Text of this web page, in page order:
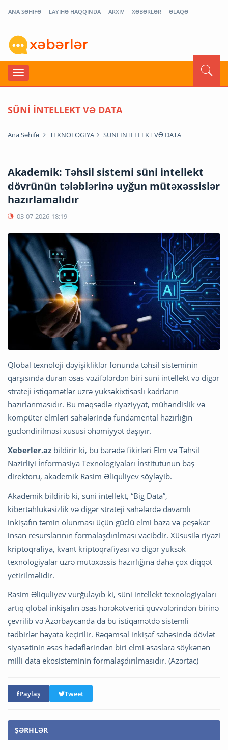
ANA SƏHİFƏ LAYİHƏ HAQQINDA ARXİV XƏBƏRLƏR ƏLAQƏ
SÜNİ İNTELLEKT VƏ DATA
Ana Səhifə TEXNOLOGİYA SÜNİ İNTELLEKT VƏ DATA
Akademik: Təhsil sistemi süni intellekt
dövrünün tələblərinə uyğun mütəxəssislər
hazırlamalıdır
03-07-2026 18:19
Qlobal texnoloji dəyişikliklər fonunda təhsil sisteminin
qarşısında duran əsas vəzifələrdən biri süni intellekt və digər
strateji istiqamətlər üzrə yüksəkixtisaslı kadrların
hazırlanmasıdır. Bu məqsədlə riyaziyyat, mühəndislik və
kompüter elmləri sahələrində fundamental hazırlığın
gücləndirilməsi xüsusi əhəmiyyət daşıyır.
Xeberler.az bildirir ki, bu barədə fikirləri Elm və Təhsil
Nazirliyi İnformasiya Texnologiyaları İnstitutunun baş
direktoru, akademik Rasim Əliquliyev söyləyib.
Akademik bildirib ki, süni intellekt, “Big Data”,
kibertəhlükəsizlik və digər strateji sahələrdə davamlı
inkişafın təmin olunması üçün güclü elmi baza və peşəkar
insan resurslarının formalaşdırılması vacibdir. Xüsusilə riyazi
kriptoqrafiya, kvant kriptoqrafiyası və digər yüksək
texnologiyalar üzrə mütəxəssis hazırlığına daha çox diqqət
yetirilməlidir.
Rasim Əliquliyev vurğulayıb ki, süni intellekt texnologiyaları
artıq qlobal inkişafın əsas hərəkətverici qüvvələrindən birinə
çevrilib və Azərbaycanda da bu istiqamətdə sistemli
tədbirlər həyata keçirilir. Rəqəmsal inkişaf sahəsində dövlət
siyasətinin əsas hədəflərindən biri elmi əsaslara söykənən
milli data ekosisteminin formalaşdırılmasıdır. (Azərtac)
Paylaş Tweet
ŞƏRHLƏR